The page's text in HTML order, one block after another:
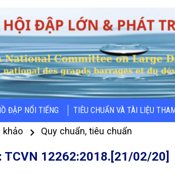
ĐẬP NỔI TIẾNG TIÊU CHUẨN VÀ TÀI LIỆU
khảo Quy chuẩn, tiêu chuẩn
TCVN 12262:2018.[21/02/20]